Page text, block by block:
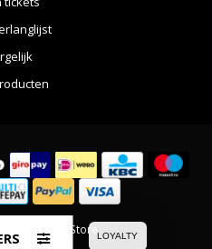
The Movie StoreLOYALTY